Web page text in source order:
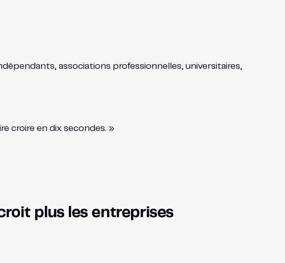
associations professionnelles, universitaires,
croire en dix secondes. »
plus les entreprises